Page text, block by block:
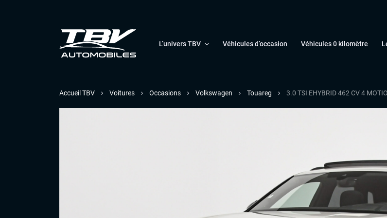
L’univers TBV Véhicules d’occasion Véhicules 0 kilomètre
Accueil TBV Voitures Occasions Volkswagen Touareg 3.0 TSI EHYBRID 462 CV 4